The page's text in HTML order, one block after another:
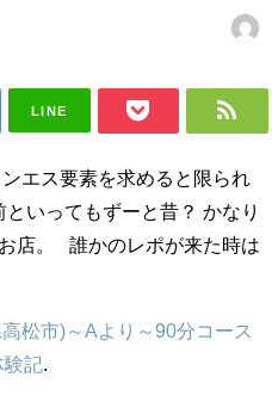
LINE
エス要素を求めると限られ
いってもずーと昔？ かなり
店。 誰かのレポが来た時は
松市)～Aより～90分コース
験記